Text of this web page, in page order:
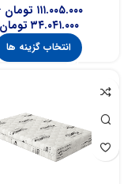
۱۱۱.۰۰۵.۰۰۰ تومان
۳۴.۰۴۱.۰۰۰ تومان
انتخاب گزینه ها